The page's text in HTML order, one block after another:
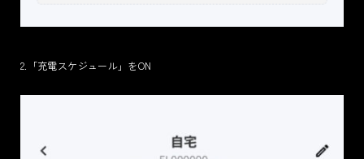
2.「充電スケジュール」をON